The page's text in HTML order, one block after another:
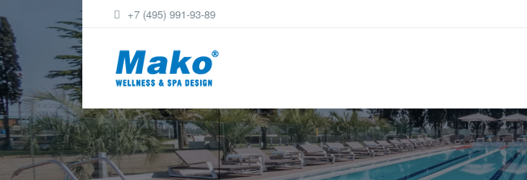
+7 (495) 991-93-89